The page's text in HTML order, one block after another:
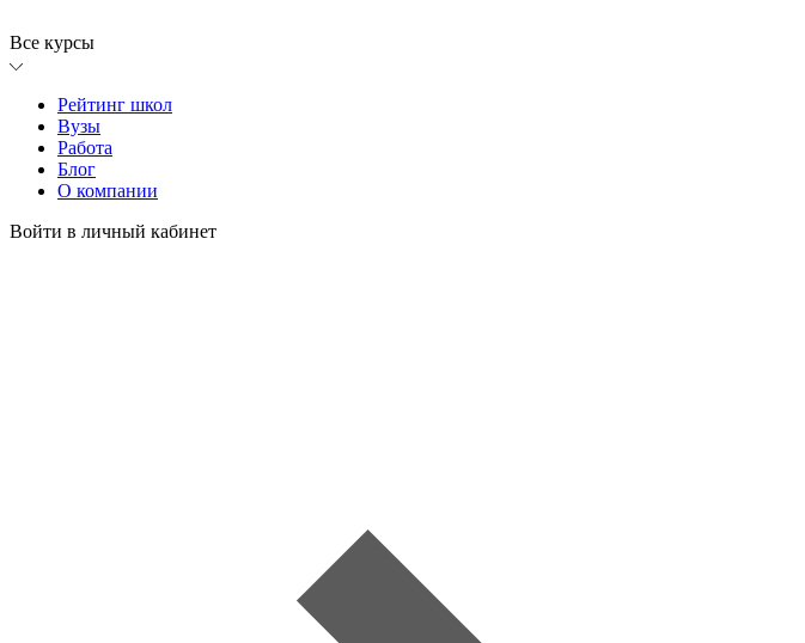
Все курсы
Рейтинг школ
Вузы
Работа
Блог
О компании
Войти в личный кабинет